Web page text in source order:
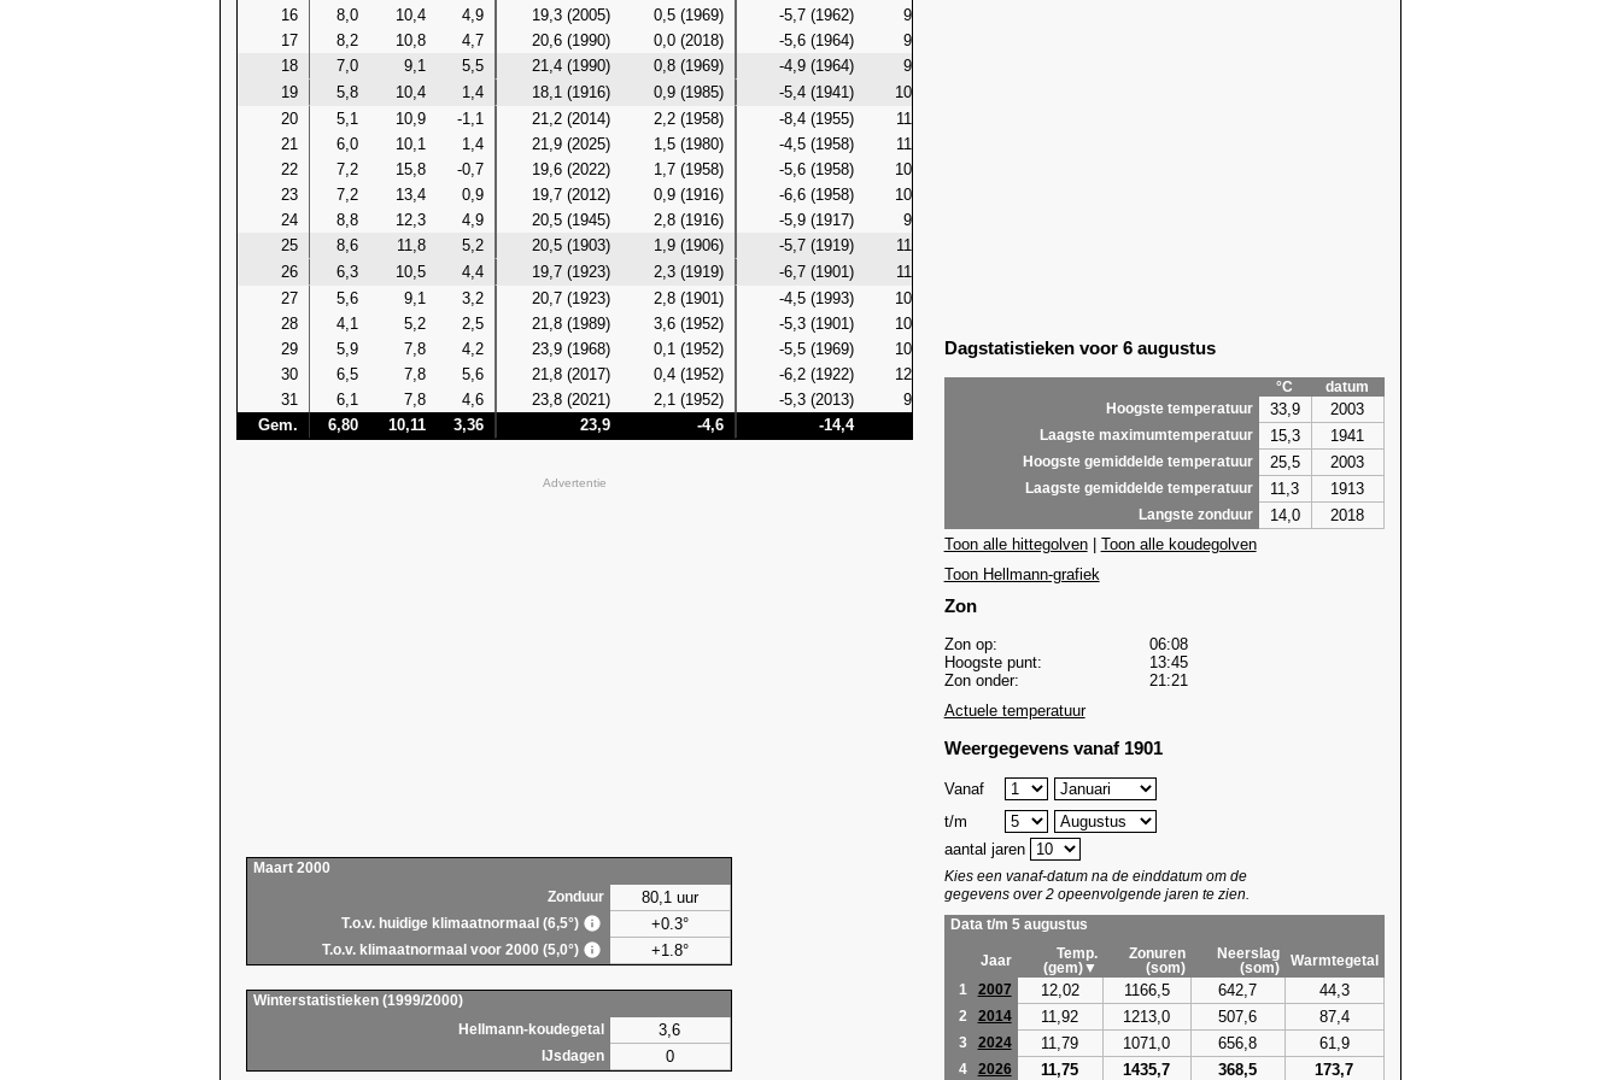
16
8,0 10,4 4,9 19,3 (2005) 0,5 (1969) -5,7 (1962) 9,7 (2005)
17
8,2 10,8 4,7 20,6 (1990) 0,0 (2018) -5,6 (1964) 9,5 (1957)
18
7,0 9,1 5,5 21,4 (1990) 0,8 (1969) -4,9 (1964) 9,1 (2023)
19
5,8 10,4 1,4 18,1 (1916) 0,9 (1985) -5,4 (1941) 10,9 (1990)
20
5,1 10,9 -1,1 21,2 (2014) 2,2 (1958) -8,4 (1955) 11,7 (2010)
21
6,0 10,1 1,4 21,9 (2025) 1,5 (1980) -4,5 (1958) 11,0 (1990)
22
7,2 15,8 -0,7 19,6 (2022) 1,7 (1958) -5,6 (1958) 10,7 (2025)
23
7,2 13,4 0,9 19,7 (2012) 0,9 (1916) -6,6 (1958) 10,5 (2023)
24
8,8 12,3 4,9 20,5 (1945) 2,8 (1916) -5,9 (1917) 9,7 (2023)
25
8,6 11,8 5,2 20,5 (1903) 1,9 (1906) -5,7 (1919) 11,3 (1981)
26
6,3 10,5 4,4 19,7 (1923) 2,3 (1919) -6,7 (1901) 11,8 (2006)
27
5,6 9,1 3,2 20,7 (1923) 2,8 (1901) -4,5 (1993) 10,4 (2006)
28
4,1 5,2 2,5 21,8 (1989) 3,6 (1952) -5,3 (1901) 10,4 (1998)
29
5,9 7,8 4,2 23,9 (1968) 0,1 (1952) -5,5 (1969) 10,3 (2017) -0,9 (1952)
14,8 (1920)
30
6,5 7,8 5,6 21,8 (2017) 0,4 (1952) -6,2 (1922) 12,6 (1998) -0,4 (1952)
15,7 (2017)
31
6,1 7,8 4,6 23,8 (2021) 2,1 (1952) -5,3 (2013) 9,9 (2006)
Gem.
6,80 10,11 3,36 23,9 -4,6 -14,4
Advertentie
Maart 2000
Zonduur
80,1 uur
T.o.v. huidige klimaatnormaal (6,5°) +0.3°
T.o.v. klimaatnormaal voor 2000 (5,0°) +1.8°
Winterstatistieken (1999/2000)
Hellmann-koudegetal
3,6
IJsdagen 0
Dagstatistieken voor 6 augustus
°C
datum
Hoogste temperatuur
33,9 2003
Laagste maximumtemperatuur 15,3 1941
Hoogste gemiddelde temperatuur 25,5 2003
Laagste gemiddelde temperatuur 11,3 1913
Langste zonduur 14,0
2018
Toon alle hittegolven| Toon alle koudegolven
Toon Hellmann-grafiek
Zon
Zon op:
06:08
Hoogste punt:
13:45
Zon onder:
21:21
Actuele temperatuur
Weergegevens vanaf 1901
Vanaf
t/m
aantal jaren
Kies een vanaf-datum na de einddatum om de
gegevens over 2 opeenvolgende jaren te zien.
Data t/m 5 augustus
Jaar
Temp.
(gem)▼
Zonuren
(som)
Neerslag
(som)
Warmtegetal
1
2007 12,02 1166,5 642,7 44,3
2 2014 11,92 1213,0 507,6 87,4
3 2024 11,79 1071,0 656,8 61,9
4 2026 11,75 1435,7 368,5 173,7